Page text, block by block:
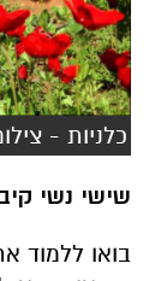
כלניות -
שישי נשי
בואו ללמוד
הייחודי
וחברתית.